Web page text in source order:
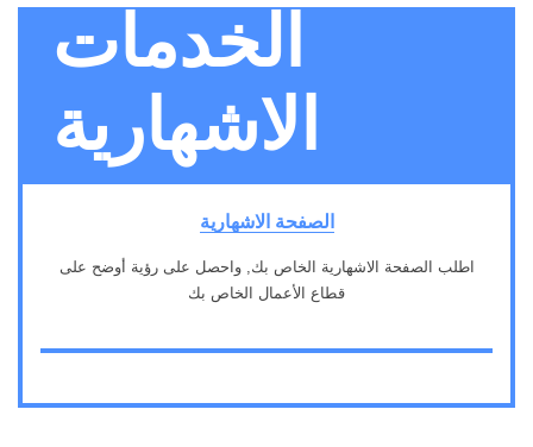
الخدمات
الاشهارية
الصفحة الاشهارية
اطلب الصفحة الاشهارية الخاص بك, واحصل على رؤية أوضح على
قطاع الأعمال الخاص بك